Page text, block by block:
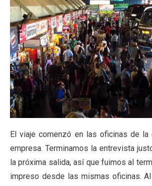
El viaje comenzó en las oficinas de
empresa. Terminamos la entrevista
la próxima salida, así que fuimos al
impreso desde las mismas oficinas.